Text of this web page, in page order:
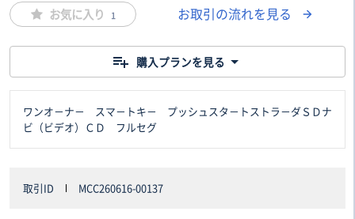
お気に入り 1 お取引の流れを見る
購入プランを見る
ワンオ－ナ－ スマ－トキ－ プッシュスタ－トストラ－ダＳＤナ
ビ（ビデオ）ＣＤ フルセグ
取引ID MCC260616-00137